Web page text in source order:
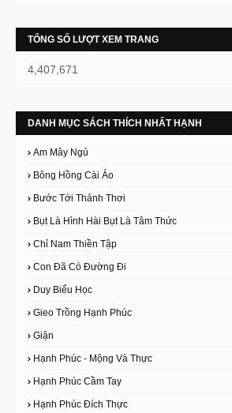
TỔNG SỐ LƯỢT XEM TRANG
4,407,671
DANH MỤC SÁCH THÍCH NHẤT HẠNH
Am Mây Ngủ
Bông Hồng Cài Áo
Bước Tới Thảnh Thơi
Bụt Là Hình Hài Bụt Là Tâm Thức
Chỉ Nam Thiền Tập
Con Đã Có Đường Đi
Duy Biểu Học
Gieo Trồng Hạnh Phúc
Giận
Hạnh Phúc - Mộng Và Thực
Hạnh Phúc Cầm Tay
Hạnh Phúc Đích Thực